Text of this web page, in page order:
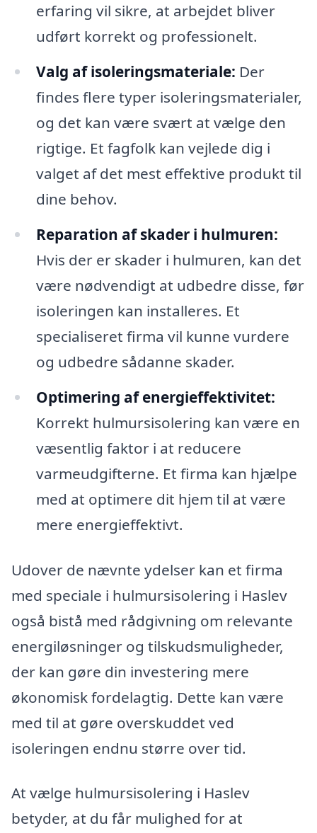
erfaring vil sikre, at arbejdet bliver
udført korrekt og professionelt.
Valg af isoleringsmateriale: Der
findes flere typer isoleringsmaterialer,
og det kan være svært at vælge den
rigtige. Et fagfolk kan vejlede dig i
valget af det mest effektive produkt til
dine behov.
Reparation af skader i hulmuren:
Hvis der er skader i hulmuren, kan det
være nødvendigt at udbedre disse, før
isoleringen kan installeres. Et
specialiseret firma vil kunne vurdere
og udbedre sådanne skader.
Optimering af energieffektivitet:
Korrekt hulmursisolering kan være en
væsentlig faktor i at reducere
varmeudgifterne. Et firma kan hjælpe
med at optimere dit hjem til at være
mere energieffektivt.
Udover de nævnte ydelser kan et firma
med speciale i hulmursisolering i Haslev
også bistå med rådgivning om relevante
energiløsninger og tilskudsmuligheder,
der kan gøre din investering mere
økonomisk fordelagtig. Dette kan være
med til at gøre overskuddet ved
isoleringen endnu større over tid.
At vælge hulmursisolering i Haslev
betyder, at du får mulighed for at